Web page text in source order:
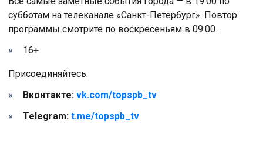
субботам на телеканале «Санкт-Петербург». Повтор
программы смотрите по воскресеньям в 09:00.
16+
Присоединяйтесь:
Вконтакте: vk.com/topspb_tv
Telegram: t.me/topspb_tv